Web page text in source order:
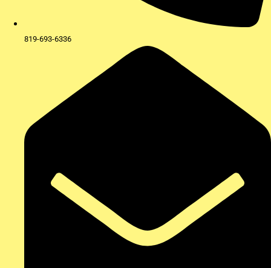
819-693-6336